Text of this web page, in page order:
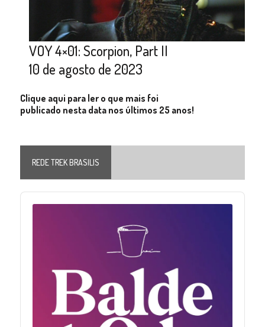
VOY 4×01: Scorpion, Part II
10 de agosto de 2023
Clique aqui para ler o que mais foi
publicado nesta data nos últimos 25 anos!
REDE TREK BRASILIS
Audio
Player